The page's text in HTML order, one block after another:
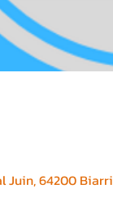
Juin, 64200